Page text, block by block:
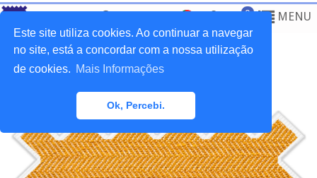
Este site utiliza cookies. Ao continuar a navegar
no site, está a concordar com a nossa utilização
de cookies. Mais Informações
Ok, Percebi.
0 MENU